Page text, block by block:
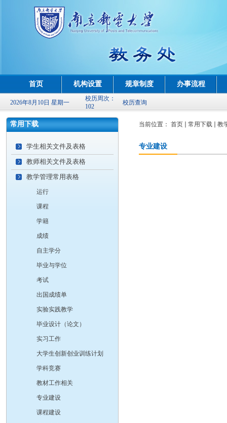
首页 机构设置 规章制度 办事流程
2026年8月10日 星期一
校历周次：
102
校历查询
常用下载 当前位置： 首页 常用下载 教
学生相关文件及表格
教师相关文件及表格
教学管理常用表格
运行
课程
学籍
成绩
自主学分
毕业与学位
考试
出国成绩单
实验实践教学
毕业设计（论文）
实习工作
大学生创新创业训练计划
学科竞赛
教材工作相关
专业建设
课程建设
专业建设